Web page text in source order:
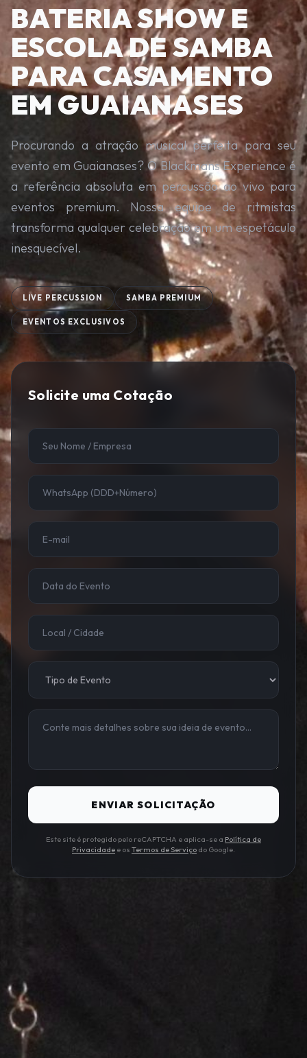
BATERIA SHOW E
ESCOLA DE SAMBA
PARA CASAMENTO
EM GUAIANASES
Procurando a atração musical perfeita para seu
evento em Guaianases? O Blackmans Experience é
a referência absoluta em percussão ao vivo para
eventos premium. Nossa equipe de ritmistas
transforma qualquer celebração em um espetáculo
inesquecível.
LIVE PERCUSSION SAMBA PREMIUM
EVENTOS EXCLUSIVOS
Solicite uma Cotação
ENVIAR SOLICITAÇÃO
Este site é protegido pelo reCAPTCHA e aplica-se a Política de
Privacidade e os Termos de Serviço do Google.